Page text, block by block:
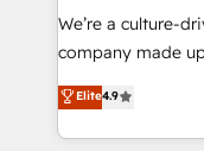
Portuguese, and
that drive measurable
Platform Migration
Year LATAM
We’re a culture-
company made
thinkers. We
ideas,
Elite4.9